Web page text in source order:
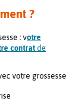
?
: votre
contrat de
votre grossesse